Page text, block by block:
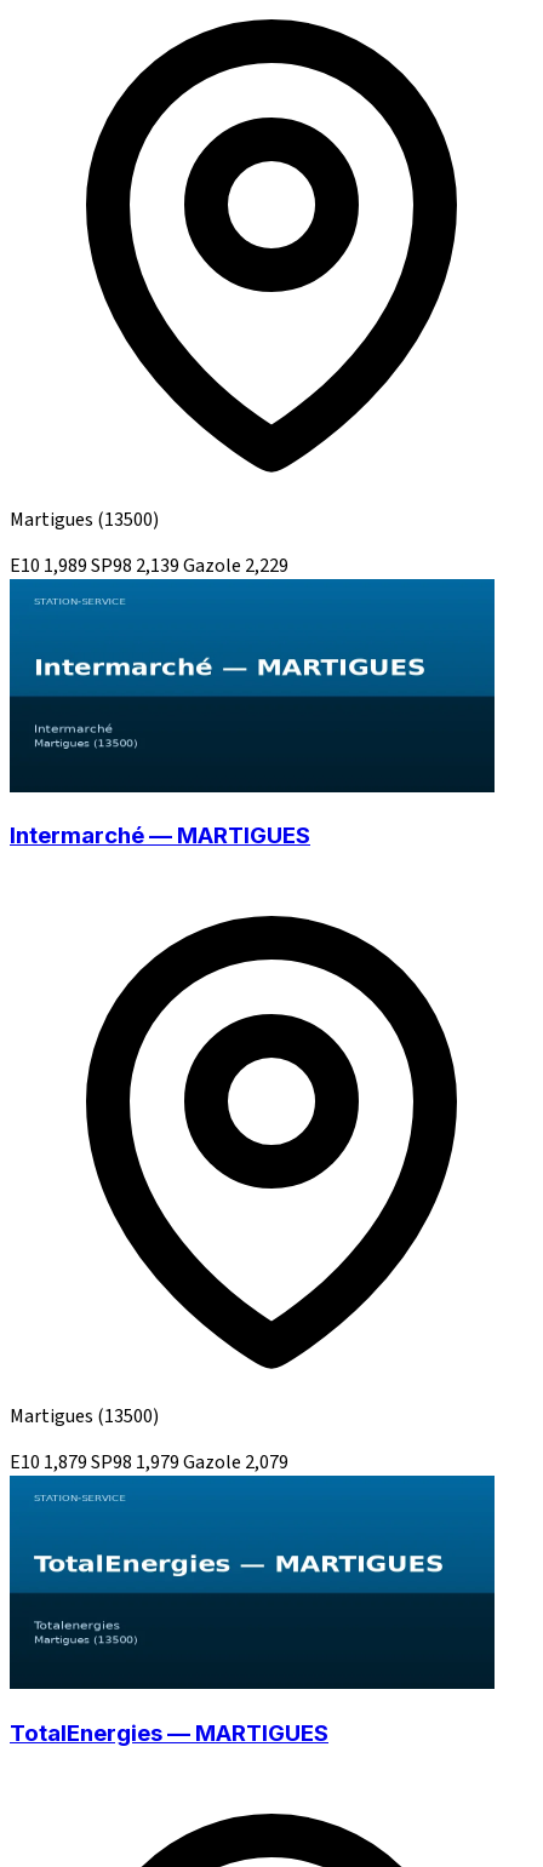
Martigues (13500)
E10 1,989SP98 2,139Gazole 2,229
Intermarché — MARTIGUES
Martigues (13500)
E10 1,879SP98 1,979Gazole 2,079
TotalEnergies — MARTIGUES